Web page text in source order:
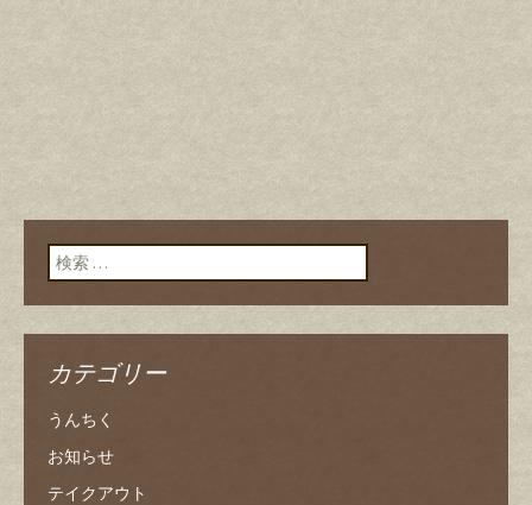
検索:
カテゴリー
うんちく
お知らせ
テイクアウト